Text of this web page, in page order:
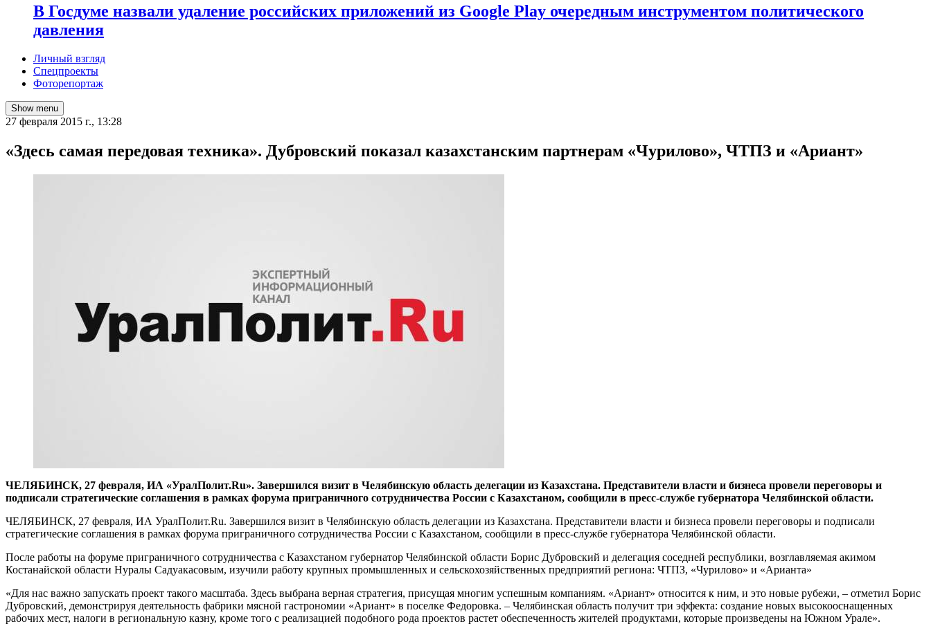
В Госдуме назвали удаление российских приложений из Google Play очередным инструментом политического
давления
Личный взгляд
Спецпроекты
Фоторепортаж
Show menu
27 февраля 2015 г., 13:28
«Здесь самая передовая техника». Дубровский показал казахстанским партнерам «Чурилово», ЧТПЗ и «Ариант»
ЧЕЛЯБИНСК, 27 февраля, ИА «УралПолит.Ru». Завершился визит в Челябинскую область делегации из Казахстана. Представители власти и бизнеса провели переговоры и
подписали стратегические соглашения в рамках форума приграничного сотрудничества России с Казахстаном, сообщили в пресс-службе губернатора Челябинской области.
ЧЕЛЯБИНСК, 27 февраля, ИА УралПолит.Ru. Завершился визит в Челябинскую область делегации из Казахстана. Представители власти и бизнеса провели переговоры и подписали
стратегические соглашения в рамках форума приграничного сотрудничества России с Казахстаном, сообщили в пресс-службе губернатора Челябинской области.
После работы на форуме приграничного сотрудничества с Казахстаном губернатор Челябинской области Борис Дубровский и делегация соседней республики, возглавляемая акимом
Костанайской области Нуралы Садуакасовым, изучили работу крупных промышленных и сельскохозяйственных предприятий региона: ЧТПЗ, «Чурилово» и «Арианта»
«Для нас важно запускать проект такого масштаба. Здесь выбрана верная стратегия, присущая многим успешным компаниям. «Ариант» относится к ним, и это новые рубежи, – отметил Борис
Дубровский, демонстрируя деятельность фабрики мясной гастрономии «Ариант» в поселке Федоровка. – Челябинская область получит три эффекта: создание новых высокооснащенных
рабочих мест, налоги в региональную казну, кроме того с реализацией подобного рода проектов растет обеспеченность жителей продуктами, которые произведены на Южном Урале».